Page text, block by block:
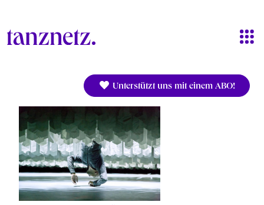
Unterstützt uns mit einem ABO!